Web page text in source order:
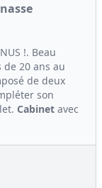
!. Beau
20 ans au
de deux
son
Cabinet avec